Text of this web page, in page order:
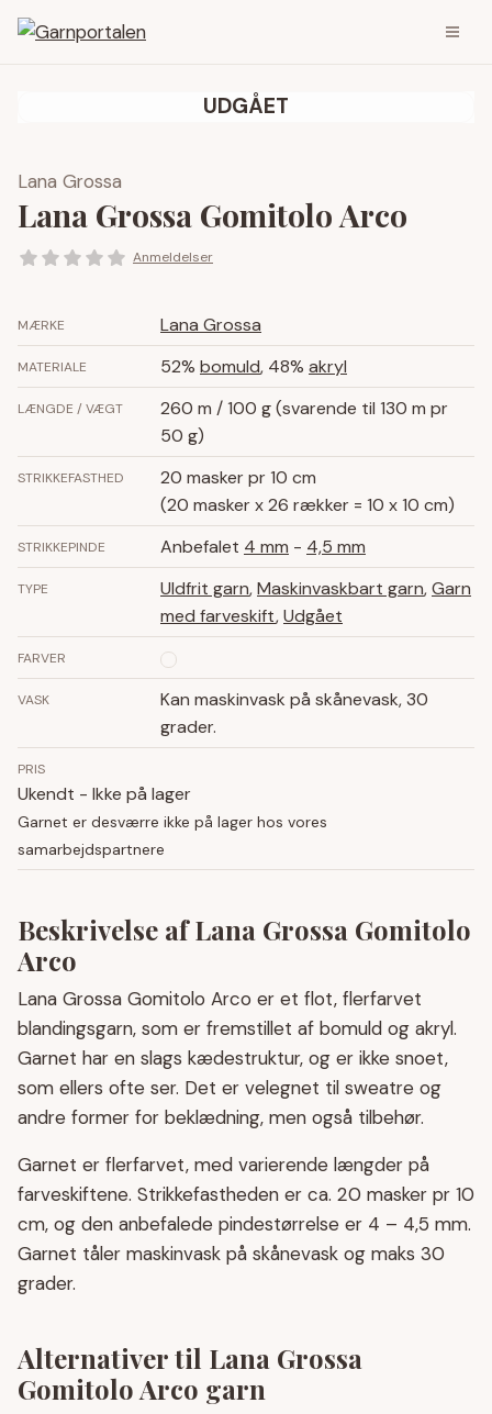
UDGÅET
Lana Grossa
Lana Grossa Gomitolo Arco
Anmeldelser
MÆRKE Lana Grossa
MATERIALE 52% bomuld, 48% akryl
LÆNGDE / VÆGT
260 m / 100 g (svarende til 130 m pr
50 g)
STRIKKEFASTHED
20 masker pr 10 cm
(20 masker x 26 rækker = 10 x 10 cm)
STRIKKEPINDE Anbefalet 4 mm - 4,5 mm
TYPE Uldfrit garn,Maskinvaskbart garn,Garn
med farveskift,Udgået
FARVER
VASK
Kan maskinvask på skånevask, 30
grader.
PRIS
Ukendt - Ikke på lager
Garnet er desværre ikke på lager hos vores
samarbejdspartnere
Beskrivelse af Lana Grossa Gomitolo
Arco
Lana Grossa Gomitolo Arco er et flot, flerfarvet
blandingsgarn, som er fremstillet af bomuld og akryl.
Garnet har en slags kædestruktur, og er ikke snoet,
som ellers ofte ser. Det er velegnet til sweatre og
andre former for beklædning, men også tilbehør.
Garnet er flerfarvet, med varierende længder på
farveskiftene. Strikkefastheden er ca. 20 masker pr 10
cm, og den anbefalede pindestørrelse er 4 – 4,5 mm.
Garnet tåler maskinvask på skånevask og maks 30
grader.
Alternativer til Lana Grossa
Gomitolo Arco garn